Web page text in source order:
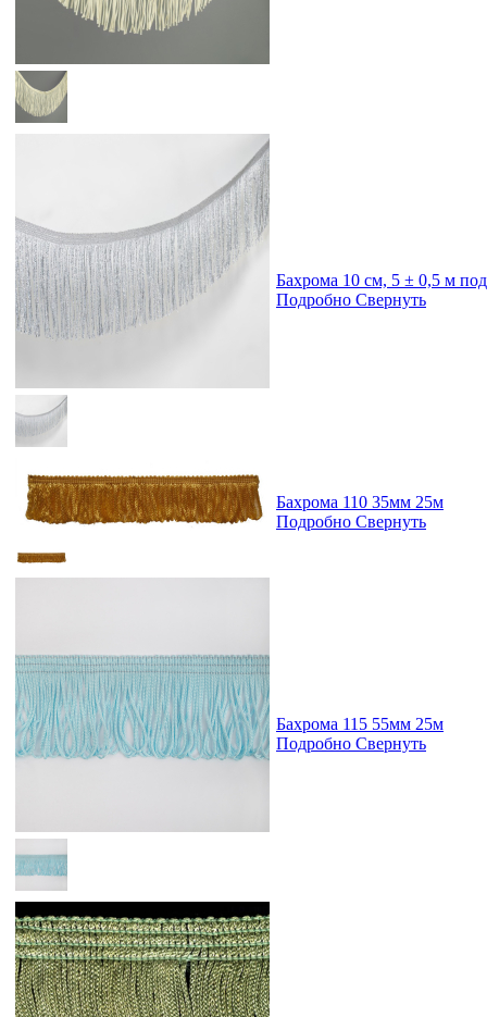
Бахрома 10 см, 5 ± 0,5 м
Подробно Свернуть
Бахрома 110 35мм 25м
Подробно Свернуть
Бахрома 115 55мм 25м
Подробно Свернуть